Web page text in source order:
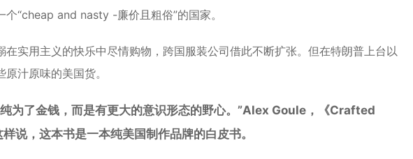
“cheap and nasty -廉价且粗俗”的国家。
实用主义的快乐中尽情购物，跨国服装公司借此不断扩张。但在特朗普上台以
汁原味的美国货。
为了金钱，而是有更大的意识形态的野心。”Alex Goule，《Crafted
说，这本书是一本纯美国制作品牌的白皮书。